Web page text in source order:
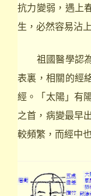
抗力變弱，遇上
生，必然容易沾
祖國醫學認為
表裏，相關的經
經。「太陽」有
之首，病變最早
較頻繁，而經中